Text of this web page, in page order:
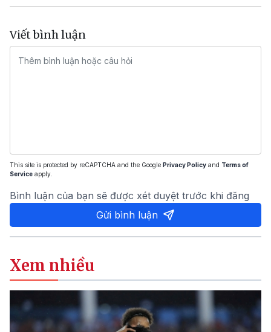
Viết bình luận
This site is protected by reCAPTCHA and the Google Privacy Policy and Terms of
Service apply.
Bình luận của bạn sẽ được xét duyệt trước khi đăng
Gửi bình luận
Xem nhiều